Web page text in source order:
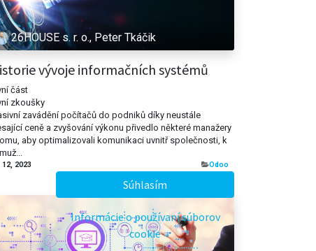
26HOUSE s. r. o., Peter Tkáčik
vývoje informačních systémů
část
zkoušky
zavádění počítačů do podniků díky neustále
ceně a zvyšování výkonu přivedlo některé manažery
aby optimalizovali komunikaci uvnitř společnosti, k
12, 2023 ​Odoo
Súhlasím
Informácie o používaní súborov
cookie